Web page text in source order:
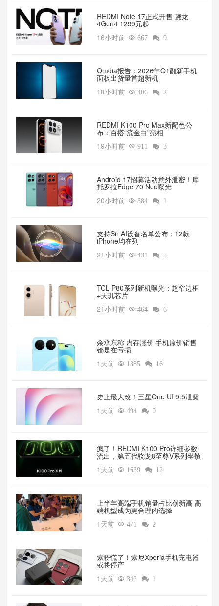
REDMI Note 17正式开售 骁龙
4Gen4 1299元起
16小时前  667  9
Omdia报告：2026年Q1翻新手机
面板出货量首超新机
18小时前  406  2
REDMI K100 Pro Max新配色公
布：百搭“流金白”亮相
19小时前  911  3
Android 17招募活动意外泄密！摩
托罗拉Edge 70 Neo曝光
20小时前  384  1
支持Sir AI设备名单公布：12款
iPhone均在列
21小时前  431  5
TCL P80系列新机曝光：超窄边框
+天玑芯片
21小时前  464  6
余承东称 内存涨价 手机原价销售
都是在亏损
1天前  1385  16
‌史上最大改！三星One UI 9.5泄露
1天前  494  0
疯了！REDMI K100 Pro详细参数
流出，第五代骁龙8至尊V系列坐镇‌
1天前  1639  12
上半年高端手机销量占比创新高 高
端机型成为更合理的选择
1天前  471  2
索粉慌了！索尼Xperia手机充电器
或将停产
1天前  342  1